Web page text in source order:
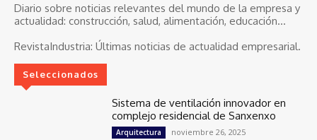
Diario sobre noticias relevantes del mundo de la empresa y
actualidad: construcción, salud, alimentación, educación...
RevistaIndustria: Últimas noticias de actualidad empresarial.
Seleccionados
Sistema de ventilación innovador en
complejo residencial de Sanxenxo
Arquitectura noviembre 26, 2025